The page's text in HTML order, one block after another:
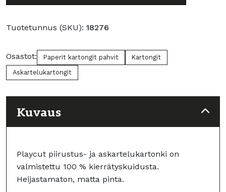
Tuotetunnus (SKU): 18276
Osastot: Paperit kartongit pahvit
Kartongit
Askartelukartongit
Kuvaus
Playcut piirustus- ja askartelukartonki on
valmistettu 100 % kierrätyskuidusta.
Heijastamaton, matta pinta.